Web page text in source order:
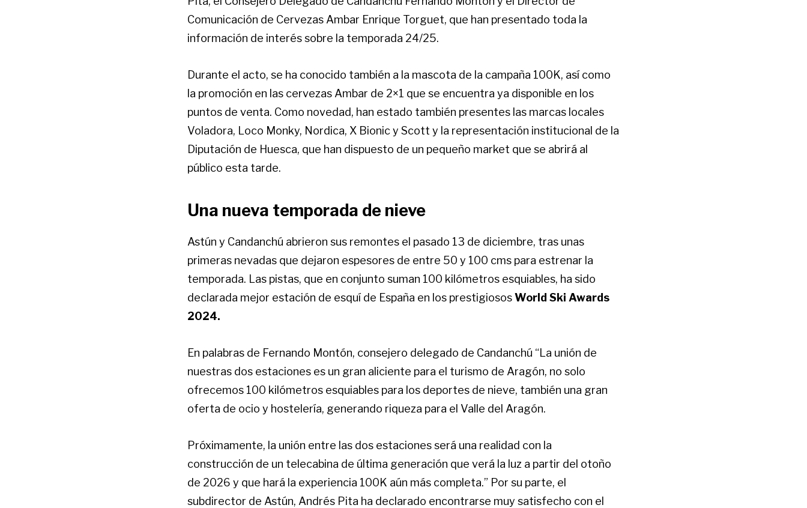
Comunicación de Cervezas Ambar Enrique Torguet, que han presentado toda la
información de interés sobre la temporada 24/25.
Durante el acto, se ha conocido también a la mascota de la campaña 100K, así como
la promoción en las cervezas Ambar de 2×1 que se encuentra ya disponible en los
puntos de venta. Como novedad, han estado también presentes las marcas locales
Voladora, Loco Monky, Nordica, X Bionic y Scott y la representación institucional de la
Diputación de Huesca, que han dispuesto de un pequeño market que se abrirá al
público esta tarde.
Una nueva temporada de nieve
Astún y Candanchú abrieron sus remontes el pasado 13 de diciembre, tras unas
primeras nevadas que dejaron espesores de entre 50 y 100 cms para estrenar la
temporada. Las pistas, que en conjunto suman 100 kilómetros esquiables, ha sido
declarada mejor estación de esquí de España en los prestigiososWorld Ski Awards
2024.
En palabras de Fernando Montón, consejero delegado de Candanchú “La unión de
nuestras dos estaciones es un gran aliciente para el turismo de Aragón, no solo
ofrecemos 100 kilómetros esquiables para los deportes de nieve, también una gran
oferta de ocio y hostelería, generando riqueza para el Valle del Aragón.
Próximamente, la unión entre las dos estaciones será una realidad con la
construcción de un telecabina de última generación que verá la luz a partir del otoño
de 2026 y que hará la experiencia 100K aún más completa.” Por su parte, el
subdirector de Astún, Andrés Pita ha declarado encontrarse muy satisfecho con el